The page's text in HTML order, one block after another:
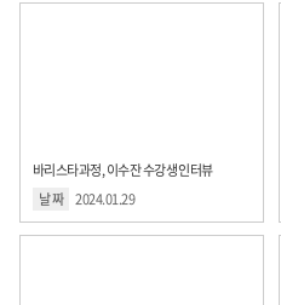
바리스타과정, 이수잔 수강생 인터뷰
날 짜 2024.01.29